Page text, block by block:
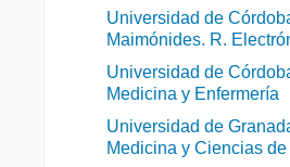
Universidad de
Maimónides. R.
Universidad de
Medicina y Enfermería
Universidad de
Medicina y Ciencias